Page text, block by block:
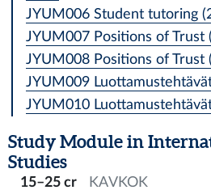
JYUM006 Student tutoring
JYUM007 Positions of Trust
JYUM008 Positions of Trust
JYUM009
JYUM010
Study Module in
Studies
15–25 cr
KAVKOK